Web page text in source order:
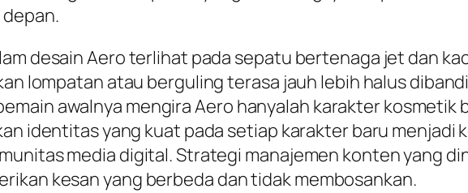
desain Aero terlihat pada sepatu bertenaga jet dan
lompatan atau berguling terasa jauh lebih halus
awalnya mengira Aero hanyalah karakter kosmetik
identitas yang kuat pada setiap karakter baru menjadi
media digital. Strategi manajemen konten yang
kesan yang berbeda dan tidak membosankan.